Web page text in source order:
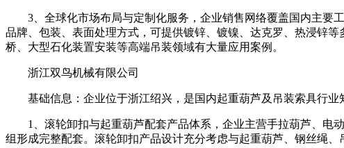
3、全球化市场布局与定制化服务，企业销售网络覆盖国内主要工
品牌、包装、表面处理方式，可提供镀锌、镀镍、达克罗、热浸锌
桥、大型石化装置安装等高端吊装领域有大量应用案例。
浙江双鸟机械有限公司
基础信息：企业位于浙江绍兴，是国内起重葫芦及吊装索具行业
1、滚轮卸扣与起重葫芦配套产品体系，企业主营手拉葫芦、电
组形成完整配套。滚轮卸扣产品设计充分考虑与起重葫芦、钢丝绳